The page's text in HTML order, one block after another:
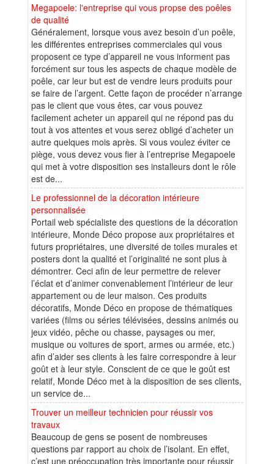
Megapoele: l'entreprise qui vous propse des poêles
de qualité
Généralement, lorsque vous avez besoin d’un poêle,
les différentes entreprises commerciales qui vous
proposent ce type d’appareil ne vous informent pas
forcément sur tous les aspects de chaque modèle de
poêle, car leur but est de vendre leurs produits pour
se faire de l’argent. Cette façon de procéder n’arrange
pas le client que vous êtes, car vous pouvez
facilement acheter un appareil qui ne répond pas du
tout à vos attentes et vous serez obligé d’acheter un
autre quelques mois après. Si vous voulez éviter ce
piège, vous devez vous fier à l’entreprise Megapoele
qui met à votre disposition ses installeurs dont le rôle
est de...
Le professionnel de la décoration intérieure
personnalisée
Portail web spécialiste des questions de la décoration
intérieure, Monde Déco propose aux propriétaires et
futurs propriétaires, une diversité de toiles murales et
posters dont la qualité et l’originalité ne sont plus à
démontrer. Ceci afin de leur permettre de relever
l’éclat et d’animer convenablement l’intérieur de leur
appartement ou de leur maison. Ces produits
décoratifs, Monde Déco en propose de thématiques
variées (films ou séries télévisées, dessins animés ou
jeux vidéo, pêche ou chasse, paysages ou mer,
musique ou voitures de sport, armes ou armée, etc.)
afin d’aider ses clients à les faire correspondre à leur
goût et à leur style. Conscient de ce que le goût est
relatif, Monde Déco met à la disposition de ses clients,
un service de...
Trouver un meilleur technicien pour réussir vos
travaux
Beaucoup de gens se posent de nombreuses
questions par rapport au choix de l’isolant. En effet,
c’est une préoccupation très importante pour réussir